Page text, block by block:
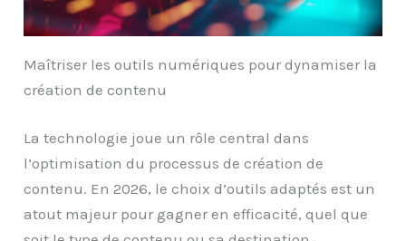
Maîtriser les outils numériques pour dynamiser la
création de contenu
La technologie joue un rôle central dans
l’optimisation du processus de création de
contenu. En 2026, le choix d’outils adaptés est un
atout majeur pour gagner en efficacité, quel que